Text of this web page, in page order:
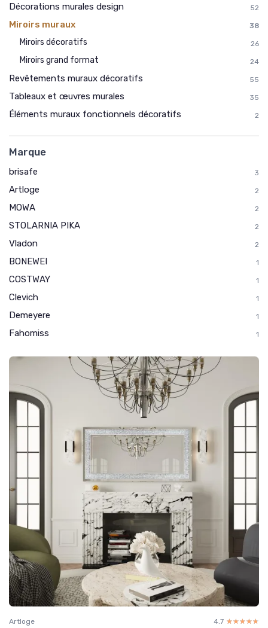
Décorations murales design 52
Miroirs muraux 38
Miroirs décoratifs 26
Miroirs grand format 24
Revêtements muraux décoratifs 55
Tableaux et œuvres murales 35
Éléments muraux fonctionnels décoratifs 2
Marque
brisafe 3
Artloge 2
MOWA 2
STOLARNIA PIKA 2
Vladon 2
BONEWEI 1
COSTWAY 1
Clevich 1
Demeyere 1
Fahomiss 1
Artloge 4.7 ☆☆☆☆☆
★★★★★